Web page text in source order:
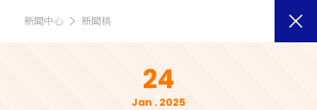
新聞中心 新聞稿
24
Jan . 2025